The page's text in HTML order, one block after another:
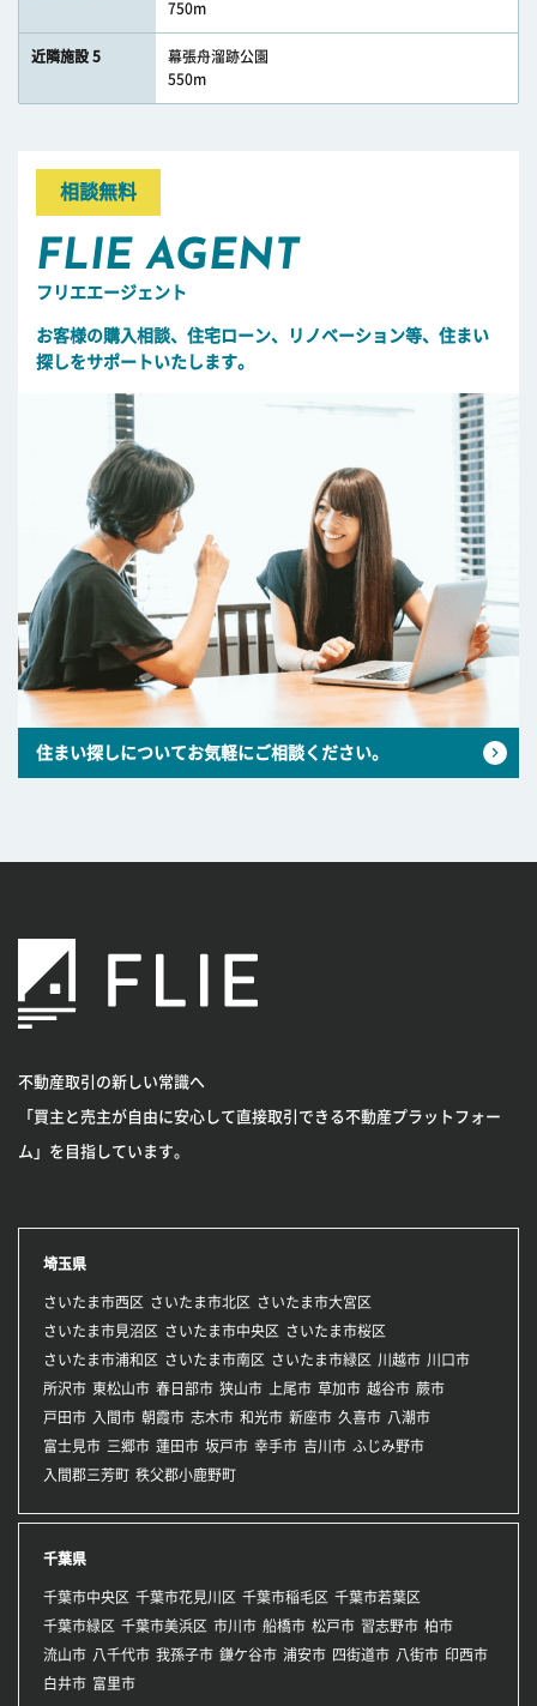
750m
近隣施設 5
幕張舟溜跡公園
550m
相談無料
FLIE AGENT
フリエエージェント
お客様の購入相談、住宅ローン、リノベーション等、住まい
探しをサポートいたします。
住まい探しについてお気軽にご相談ください。
不動産取引の新しい常識へ
「買主と売主が自由に安心して直接取引できる不動産プラットフォー
ム」を目指しています。
埼玉県
さいたま市西区 さいたま市北区
さいたま市大宮区
さいたま市見沼区
さいたま市中央区
さいたま市桜区
さいたま市浦和区
さいたま市南区 さいたま市緑区 川越市 川口市
所沢市 東松山市 春日部市 狭山市 上尾市 草加市 越谷市 蕨市
戸田市 入間市 朝霞市 志木市 和光市 新座市 久喜市 八潮市
富士見市 三郷市 蓮田市 坂戸市 幸手市 吉川市 ふじみ野市
入間郡三芳町 秩父郡小鹿野町
千葉県
千葉市中央区 千葉市花見川区 千葉市稲毛区 千葉市若葉区
千葉市緑区 千葉市美浜区 市川市 船橋市 松戸市 習志野市 柏市
流山市 八千代市 我孫子市 鎌ケ谷市 浦安市 四街道市 八街市 印西市
白井市 富里市